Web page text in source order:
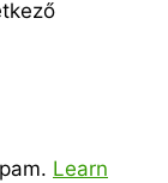
Learn